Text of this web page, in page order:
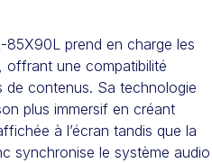
prend en charge les
une compatibilité
contenus. Sa technologie
plus immersif en créant
à l’écran tandis que la
synchronise le système audio